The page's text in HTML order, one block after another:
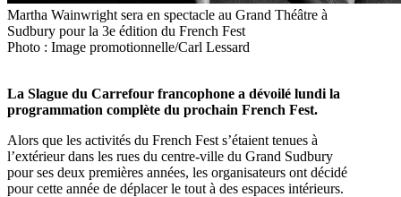
Martha Wainwright sera en spectacle au Grand Théâtre à
Sudbury pour la 3e édition du French Fest
Photo : Image promotionnelle/Carl Lessard
La Slague du Carrefour francophone a dévoilé lundi la
programmation complète du prochain French Fest.
Alors que les activités du French Fest s’étaient tenues à
l’extérieur dans les rues du centre-ville du Grand Sudbury
pour ses deux premières années, les organisateurs ont décidé
pour cette année de déplacer le tout à des espaces intérieurs.